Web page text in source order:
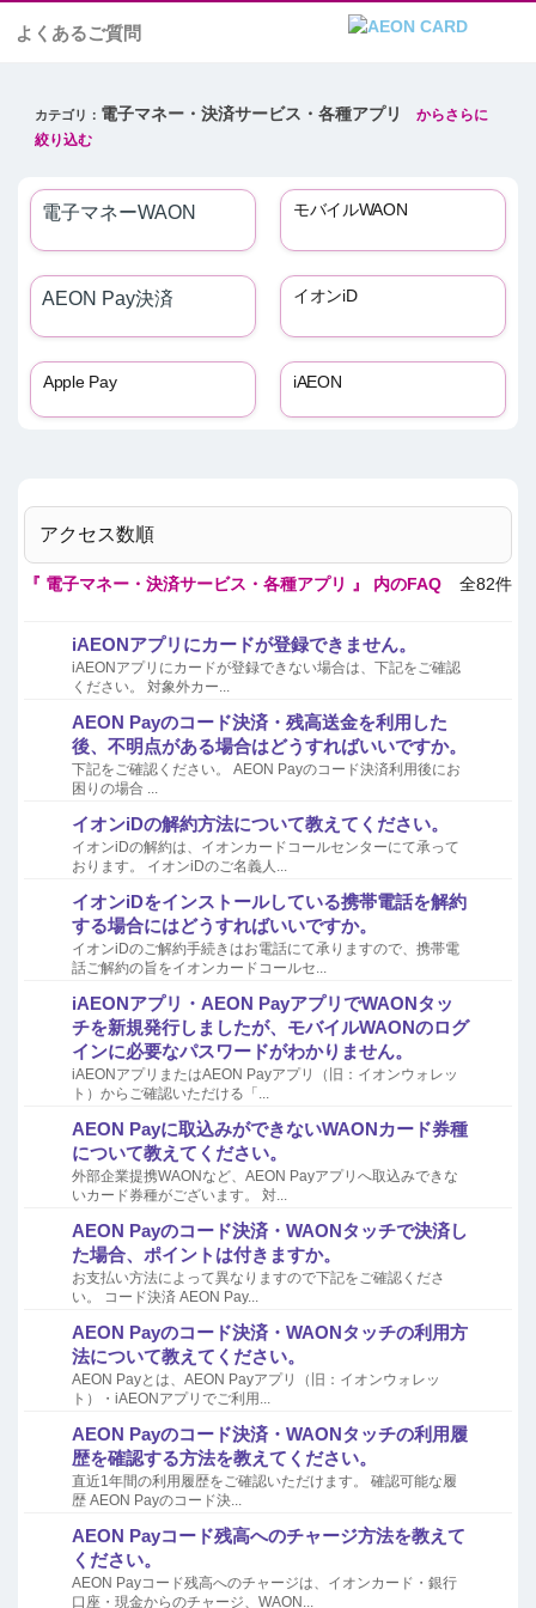
よくあるご質問
電子マネー・決済サービス・各種アプリ
電子マネーWAON モバイルWAON
AEON Pay決済 イオンiD
Apple Pay iAEON
『 電子マネー・決済サービス・各種アプリ 』 内のFAQ 全82件
iAEONアプリにカードが登録できません。
iAEONアプリにカードが登録できない場合は、下記をご確認
ください。 対象外カー...
AEON Payのコード決済・残高送金を利用した
後、不明点がある場合はどうすればいいですか。
下記をご確認ください。 AEON Payのコード決済利用後にお
困りの場合 ...
イオンiDの解約方法について教えてください。
イオンiDの解約は、イオンカードコールセンターにて承って
おります。 イオンiDのご名義人...
イオンiDをインストールしている携帯電話を解約
する場合にはどうすればいいですか。
イオンiDのご解約手続きはお電話にて承りますので、携帯電
話ご解約の旨をイオンカードコールセ...
iAEONアプリ・AEON PayアプリでWAONタッ
チを新規発行しましたが、モバイルWAONのログ
インに必要なパスワードがわかりません。
iAEONアプリまたはAEON Payアプリ（旧：イオンウォレッ
ト）からご確認いただける「...
AEON Payに取込みができないWAONカード券種
について教えてください。
外部企業提携WAONなど、AEON Payアプリへ取込みできな
いカード券種がございます。 対...
AEON Payのコード決済・WAONタッチで決済し
た場合、ポイントは付きますか。
お支払い方法によって異なりますので下記をご確認くださ
い。 コード決済 AEON Pay...
AEON Payのコード決済・WAONタッチの利用方
法について教えてください。
AEON Payとは、AEON Payアプリ（旧：イオンウォレッ
ト）・iAEONアプリでご利用...
AEON Payのコード決済・WAONタッチの利用履
歴を確認する方法を教えてください。
直近1年間の利用履歴をご確認いただけます。 確認可能な履
歴 AEON Payのコード決...
AEON Payコード残高へのチャージ方法を教えて
ください。
AEON Payコード残高へのチャージは、イオンカード・銀行
口座・現金からのチャージ、WAON...